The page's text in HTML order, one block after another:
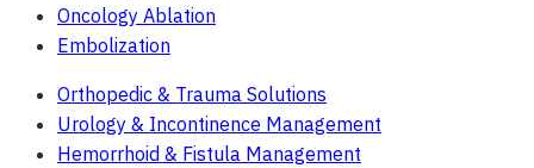
Oncology Ablation
Embolization
Orthopedic & Trauma Solutions
Urology & Incontinence Management
Hemorrhoid & Fistula Management